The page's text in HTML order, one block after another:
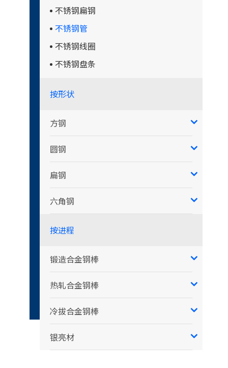
不锈钢扁钢
不锈钢管
不锈钢线圈
不锈钢盘条
按形状
方钢
圆钢
扁钢
六角钢
按进程
锻造合金钢棒
热轧合金钢棒
冷拔合金钢棒
银亮材